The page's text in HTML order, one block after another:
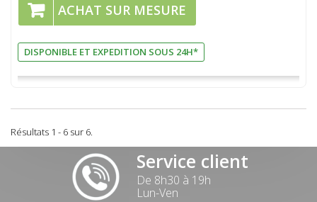
ACHAT SUR MESURE
DISPONIBLE ET EXPEDITION SOUS 24H*
Résultats 1 - 6 sur 6.
Service client
De 8h30 à 19h
Lun-Ven